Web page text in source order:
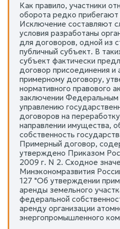
Как правило, участники
оборота редко
Исключение составляют
условия разработаны
для договоров, одной из
публичный субъект. В
субъект фактически
договор присоединения и
примерному договору,
нормативного правового
заключении Федеральным
управлению
договоров на
направлении имущества,
собственность
Примерный договор,
утверждено Приказом
2009 г. N 2. Сходное
Минэкономразвития
127 "Об утверждении
аренды земельного
федеральной
аренду организации
энергопромышленного